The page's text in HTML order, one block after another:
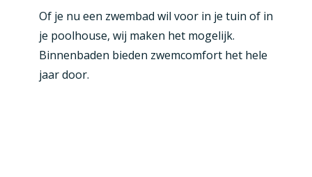
Of je nu een zwembad wil voor in je tuin of in
je poolhouse, wij maken het mogelijk.
Binnenbaden bieden zwemcomfort het hele
jaar door.